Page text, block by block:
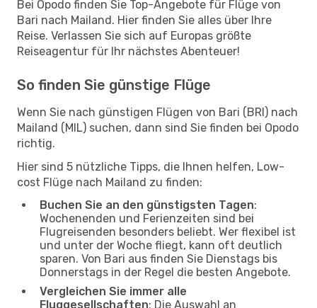
Bei Opodo finden Sie Top-Angebote für Flüge von
Bari nach Mailand. Hier finden Sie alles über Ihre
Reise. Verlassen Sie sich auf Europas größte
Reiseagentur für Ihr nächstes Abenteuer!
So finden Sie günstige Flüge
Wenn Sie nach günstigen Flügen von Bari (BRI) nach
Mailand (MIL) suchen, dann sind Sie finden bei Opodo
richtig.
Hier sind 5 nützliche Tipps, die Ihnen helfen, Low-
cost Flüge nach Mailand zu finden:
Buchen Sie an den günstigsten Tagen:
Wochenenden und Ferienzeiten sind bei
Flugreisenden besonders beliebt. Wer flexibel ist
und unter der Woche fliegt, kann oft deutlich
sparen. Von Bari aus finden Sie Dienstags bis
Donnerstags in der Regel die besten Angebote.
Vergleichen Sie immer alle
Fluggesellschaften: Die Auswahl an